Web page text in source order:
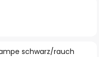
schwarz/rauch